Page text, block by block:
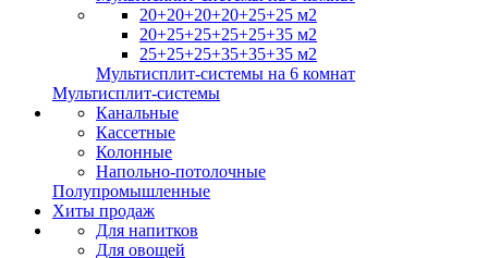
20+20+20+20+25+25 м2
20+25+25+25+25+35 м2
25+25+25+35+35+35 м2
Мультисплит-системы на 6 комнат
Мультисплит-системы
Канальные
Кассетные
Колонные
Напольно-потолочные
Полупромышленные
Хиты продаж
Для напитков
Для овощей